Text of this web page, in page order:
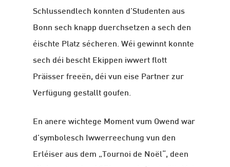
Schlussendlech konnten d’Studenten aus
Bonn sech knapp duerchsetzen a sech den
éischte Platz sécheren. Wéi gewinnt konnte
sech déi bescht Ekippen iwwert flott
Präisser freeën, déi vun eise Partner zur
Verfügung gestallt goufen.
En anere wichtege Moment vum Owend war
d’symbolesch Iwwerreechung vun den
Erléiser aus dem „Tournoi de Noël“, deen